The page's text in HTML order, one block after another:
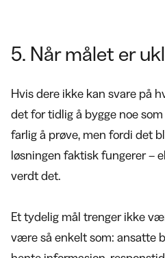
5. Når målet er
Hvis dere ikke kan svare på
det for tidlig å bygge noe
farlig å prøve, men fordi det
løsningen faktisk fungerer –
verdt det.
Et tydelig mål trenger ikke
være så enkelt som: ansatte